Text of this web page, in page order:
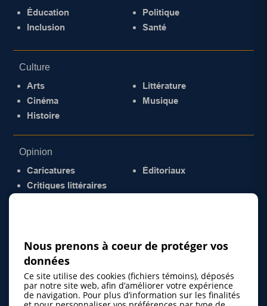
Éducation
Inclusion
Politique
Santé
Culture
Arts
Cinéma
Histoire
Littérature
Musique
Opinion
Caricatures
Critiques littéraires
Éditoriaux
Nous prenons à coeur de protéger vos
données
Ce site utilise des cookies (fichiers témoins), déposés
par notre site web, afin d’améliorer votre expérience
de navigation. Pour plus d’information sur les finalités